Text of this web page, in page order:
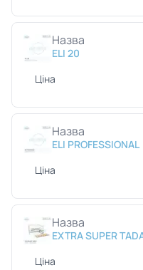
Назва
ELI 20
Ціна
Назва
ELI PROFESSIONAL
Ціна
Назва
EXTRA SUPER
Ціна